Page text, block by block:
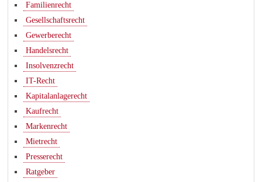
Familienrecht
Gesellschaftsrecht
Gewerberecht
Handelsrecht
Insolvenzrecht
IT-Recht
Kapitalanlagerecht
Kaufrecht
Markenrecht
Mietrecht
Presserecht
Ratgeber